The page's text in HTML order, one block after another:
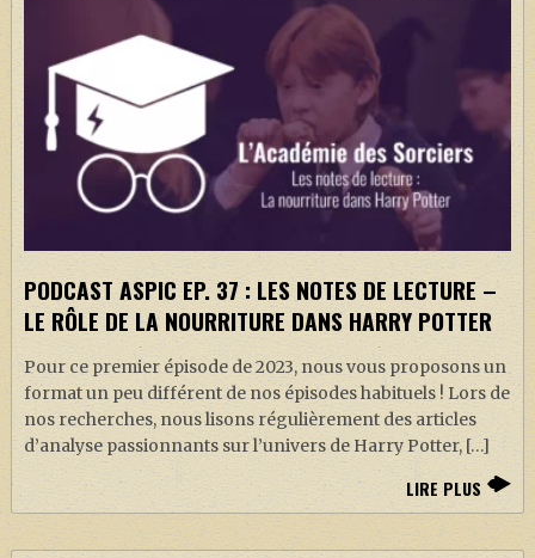
PODCAST ASPIC EP. 37 : LES NOTES DE LECTURE –
LE RÔLE DE LA NOURRITURE DANS HARRY POTTER
Pour ce premier épisode de 2023, nous vous proposons un
format un peu différent de nos épisodes habituels ! Lors de
nos recherches, nous lisons régulièrement des articles
d’analyse passionnants sur l’univers de Harry Potter, […]
LIRE PLUS